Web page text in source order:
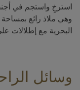
استرخِ واستجم في
البحرية مع إطلالات
وسائل